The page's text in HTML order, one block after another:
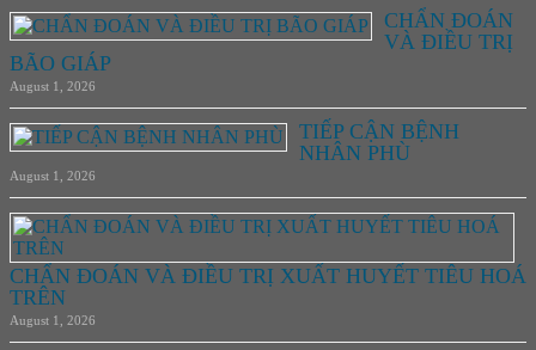
CHẨN ĐOÁN
VÀ ĐIỀU TRỊ
BÃO GIÁP
August 1, 2026
TIẾP CẬN BỆNH
NHÂN PHÙ
August 1, 2026
CHẨN ĐOÁN VÀ ĐIỀU TRỊ XUẤT HUYẾT TIÊU HOÁ
TRÊN
August 1, 2026